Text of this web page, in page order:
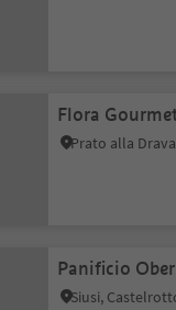
Flora
Panificio